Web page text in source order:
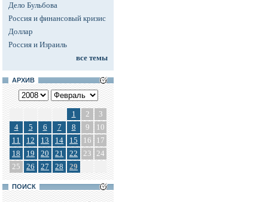
Дело Бульбова
Россия и финансовый кризис
Доллар
Россия и Израиль
все темы
АРХИВ
1 2
3
4
5 6 7 8 9
10
11
12 13 14 15 16
17
18
19 20 21 22 23 24
25
26 27 28 29
ПОИСК